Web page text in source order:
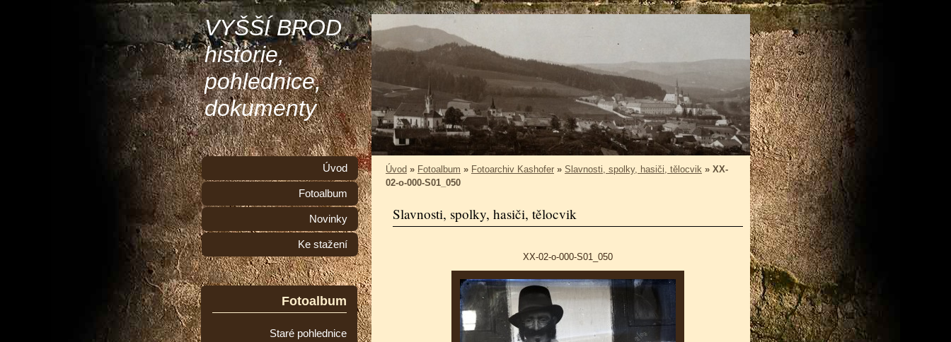
VYŠŠÍ BROD
historie,
pohlednice,
dokumenty
Úvod » Fotoalbum » Fotoarchiv Kashofer » Slavnosti, spolky, hasiči, tělocvik » XX-
02-o-000-S01_050
Slavnosti, spolky, hasiči, tělocvik
XX-02-o-000-S01_050
Úvod
Fotoalbum
Novinky
Ke stažení
Fotoalbum
Staré pohlednice